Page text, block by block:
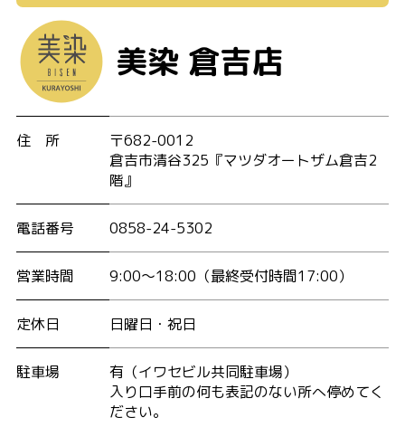
美染 倉吉店
住 所
〒682-0012
倉吉市清谷325『マツダオートザム倉吉2
階』
電話番号 0858-24-5302
営業時間 9:00〜18:00 （最終受付時間17:00）
定休日 日曜日・祝日
駐車場
有（イワセビル共同駐車場）
入り口手前の何も表記のない所へ停めてく
ださい。